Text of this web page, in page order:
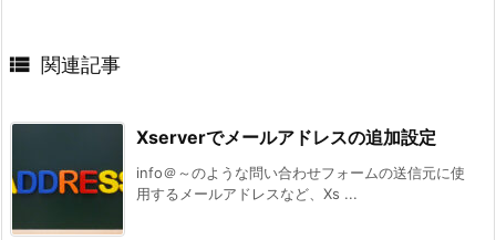
 関連記事
Xserverでメールアドレスの追加設定
info＠～のような問い合わせフォームの送信元に使
用するメールアドレスなど、Xs ...